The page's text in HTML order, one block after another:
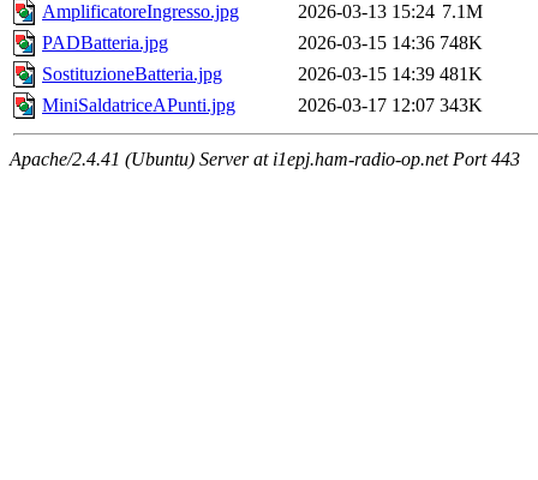
AmplificatoreIngresso.jpg
2026-03-13 15:24 7.1M
PADBatteria.jpg
2026-03-15 14:36 748K
SostituzioneBatteria.jpg
2026-03-15 14:39 481K
MiniSaldatriceAPunti.jpg
2026-03-17 12:07 343K
Apache/2.4.41 (Ubuntu) Server at i1epj.ham-radio-op.net Port 443